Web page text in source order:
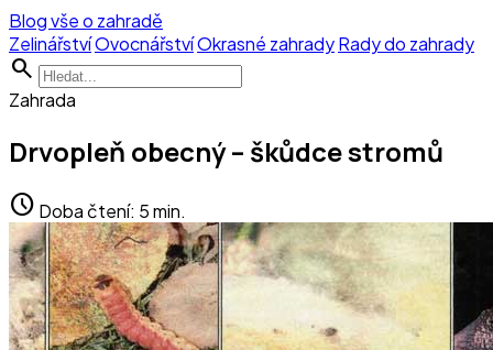
Blog vše o zahradě
ZelinářstvíOvocnářstvíOkrasné zahradyRady do zahrady
search
Zahrada
Drvopleň obecný – škůdce stromů
schedule Doba čtení: 5 min.